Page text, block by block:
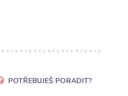
POTŘEBUJEŠ PORADIT?